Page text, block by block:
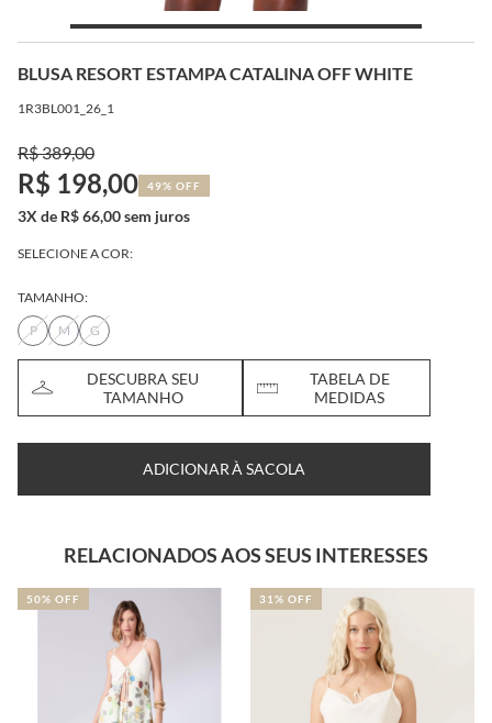
BLUSA RESORT ESTAMPA CATALINA OFF WHITE
1R3BL001_26_1
R$ 389,00
R$ 198,00 49% OFF
3X de R$ 66,00 sem juros
SELECIONE A COR:
TAMANHO:
P
M G
DESCUBRA SEU
TAMANHO
TABELA DE
MEDIDAS
ADICIONAR À SACOLA
RELACIONADOS AOS SEUS INTERESSES
50% OFF 31% OFF